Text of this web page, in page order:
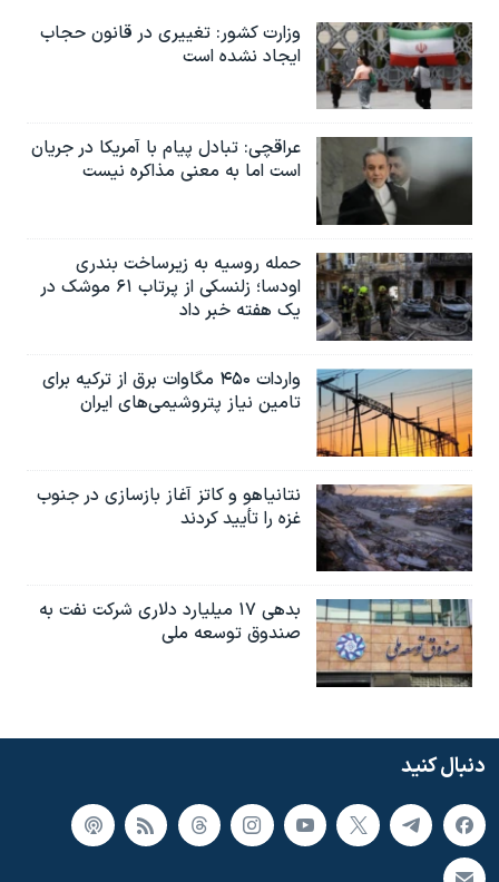
وزارت کشور: تغییری در قانون حجاب
ایجاد نشده است
عراقچی: تبادل پیام با آمریکا در جریان
است اما به معنی مذاکره نیست
حمله روسیه به زیرساخت بندری
اودسا؛ زلنسکی از پرتاب ۶۱ موشک در
یک هفته خبر داد
واردات ۴۵۰ مگاوات برق از ترکیه برای
تامین نیاز پتروشیمی‌های ایران
نتانیاهو و کاتز آغاز بازسازی در جنوب
غزه را تأیید کردند
بدهی ۱۷ میلیارد دلاری شرکت نفت به
صندوق توسعه ملی
دنبال کنید